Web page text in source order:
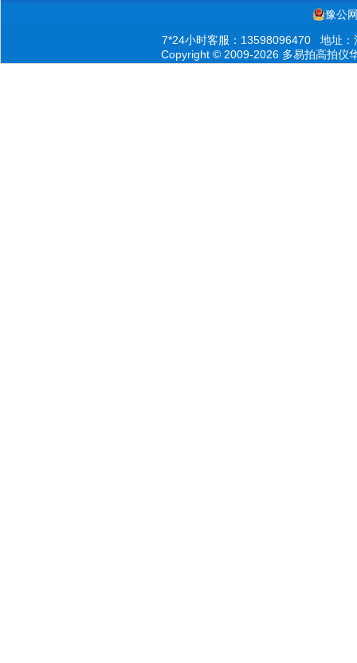
豫公
7*24小时客服：13598096470 地址：
Copyright © 2009-2026 多易拍高拍仪